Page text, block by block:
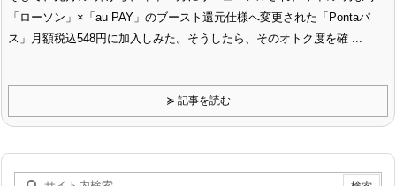
「ローソン」×「au PAY」のブースト還元仕様へ変更された「Pontaパ
ス」月額税込548円に加入しみた。そうしたら、そのオトク度を確 ...
≽ 記事を読む